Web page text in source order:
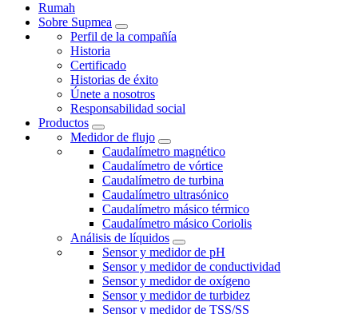
Rumah
Sobre Supmea
Perfil de la compañía
Historia
Certificado
Historias de éxito
Únete a nosotros
Responsabilidad social
Productos
Medidor de flujo
Caudalímetro magnético
Caudalímetro de vórtice
Caudalímetro de turbina
Caudalímetro ultrasónico
Caudalímetro másico térmico
Caudalímetro másico Coriolis
Análisis de líquidos
Sensor y medidor de pH
Sensor y medidor de conductividad
Sensor y medidor de oxígeno
Sensor y medidor de turbidez
Sensor y medidor de TSS/SS